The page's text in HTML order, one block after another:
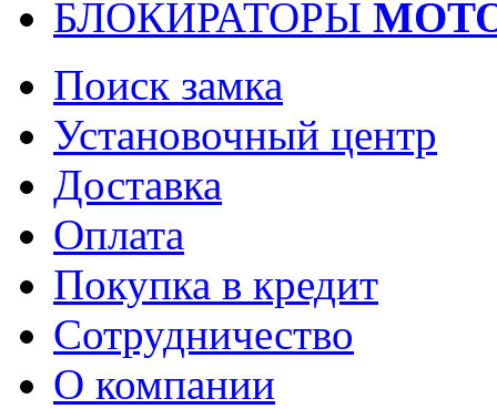
БЛОКИРАТОРЫ
Поиск замка
Установочный центр
Доставка
Оплата
Покупка в кредит
Сотрудничество
О компании